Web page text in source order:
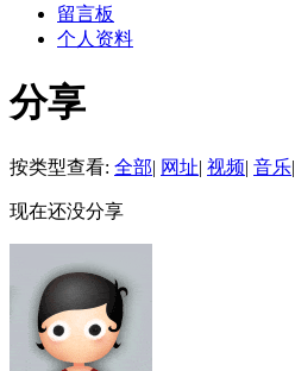
留言板
个人资料
分享
按类型查看: 全部| 网址| 视频| 音乐|
现在还没分享